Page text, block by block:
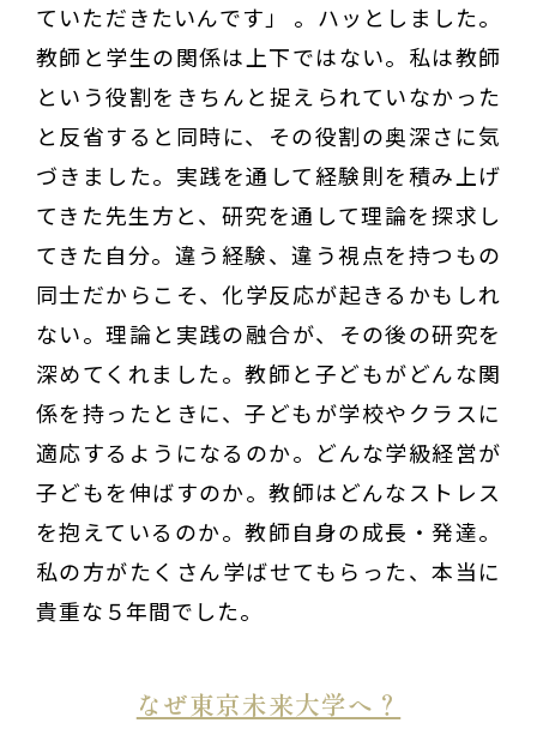
ていただきたいんです」 。ハッとしました。
教師と学生の関係は上下ではない。私は教師
という役割をきちんと捉えられていなかった
と反省すると同時に、その役割の奥深さに気
づきました。実践を通して経験則を積み上げ
てきた先生方と、研究を通して理論を探求し
てきた自分。違う経験、違う視点を持つもの
同士だからこそ、化学反応が起きるかもしれ
ない。理論と実践の融合が、その後の研究を
深めてくれました。教師と子どもがどんな関
係を持ったときに、子どもが学校やクラスに
適応するようになるのか。どんな学級経営が
子どもを伸ばすのか。教師はどんなストレス
を抱えているのか。教師自身の成長・発達。
私の方がたくさん学ばせてもらった、本当に
貴重な５年間でした。
なぜ東京未来大学へ？